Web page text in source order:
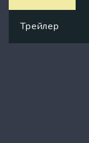
Трейлер